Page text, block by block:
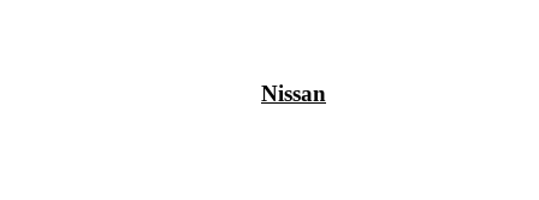
Nissan